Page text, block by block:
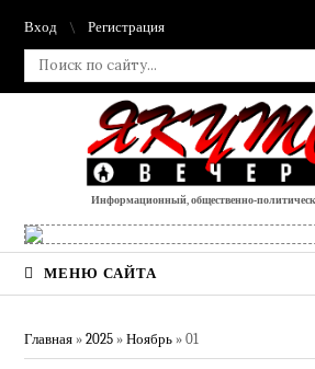
Вход Регистрация
Информационный, общественно-
МЕНЮ САЙТА
Главная »2025 » Ноябрь » 01